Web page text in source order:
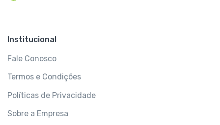
Institucional
Fale Conosco
Termos e Condições
Políticas de Privacidade
Sobre a Empresa